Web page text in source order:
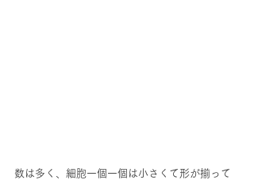
数は多く、細胞一個一個は小さくて形が揃って